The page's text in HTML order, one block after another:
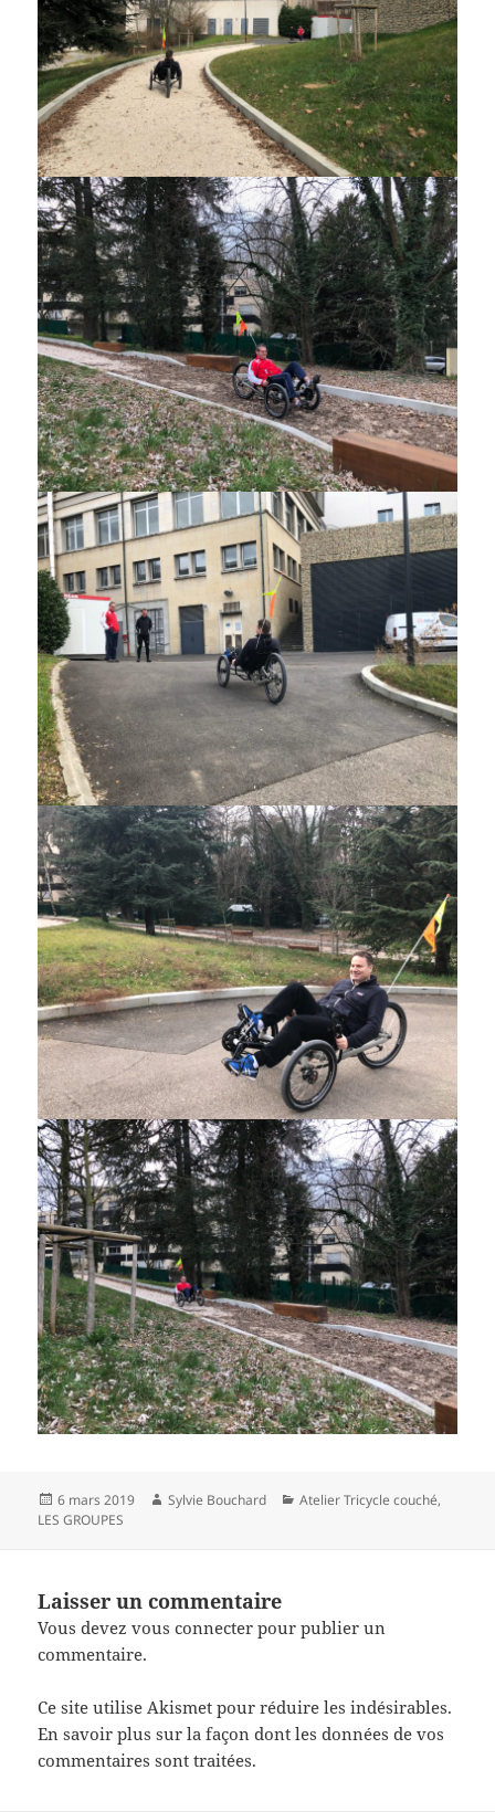
Publié
le
6 mars 2019 Auteur
Sylvie Bouchard Catégories
Atelier Tricycle couché,
LES GROUPES
Laisser un commentaire
Vous devezvous connecter pour publier un
commentaire.
Ce site utilise Akismet pour réduire les indésirables.
En savoir plus sur la façon dont les données de vos
commentaires sont traitées.